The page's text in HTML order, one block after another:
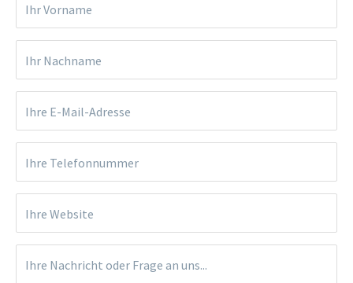
Ihr Vorname
Ihr Nachname
Ihre E-Mail-Adresse
Ihre Telefonnummer
Ihre Website
Ihre Nachricht oder Frage an uns...